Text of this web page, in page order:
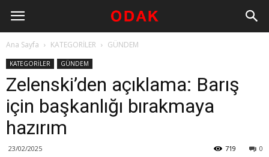
Ana Sayfa KATEGORİLER GÜNDEM
KATEGORİLER GÜNDEM
Zelenski’den açıklama: Barış
için başkanlığı bırakmaya
hazırım
23/02/2025 0
719